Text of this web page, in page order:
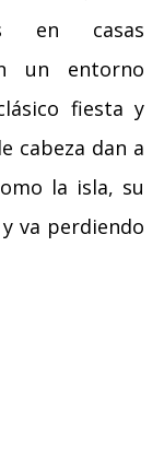
en casas
un entorno
fiesta y
cabeza dan a
la isla, su
va perdiendo